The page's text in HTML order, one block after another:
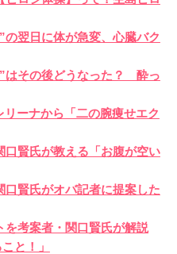
翌日に体が急変、心臓バク
はその後どうなった？ 酔っ
ーナから「二の腕痩せエク
口賢氏が教える「お腹が空い
口賢氏がオバ記者に提案した
を考案者・関口賢氏が解説
と！」